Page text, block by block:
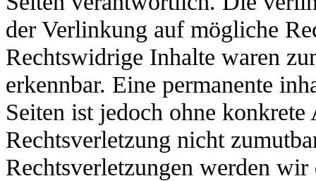
der Verlinkung auf mögliche
Rechtswidrige Inhalte waren
erkennbar. Eine permanente
Seiten ist jedoch ohne
Rechtsverletzung nicht
Rechtsverletzungen werden